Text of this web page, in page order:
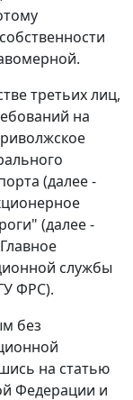
третьих лиц,
на
(далее -
(далее -
службы
ФРС).
без
на статью
Федерации и